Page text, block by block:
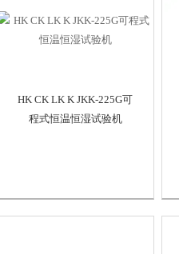
HK CK LK K JKK-225G可
程式恒温恒湿试验机